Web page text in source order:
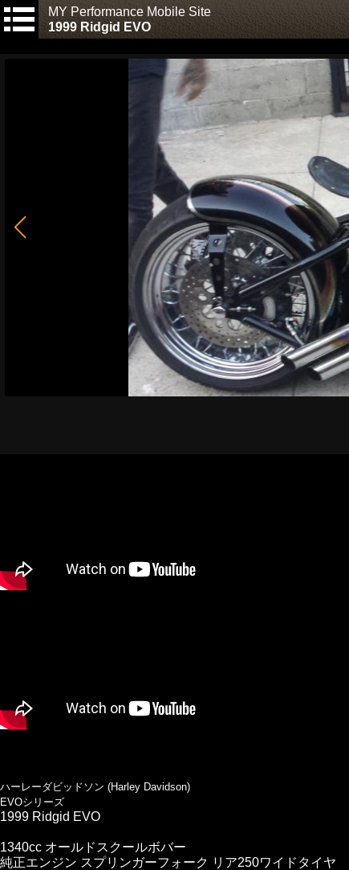
MY Performance Mobile Site
1999 Ridgid EVO
ハーレーダビッドソン (Harley Davidson)
EVOシリーズ
1999 Ridgid EVO
1340cc オールドスクールボバー
純正エンジン スプリンガーフォーク リア250ワイドタイヤ